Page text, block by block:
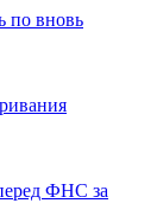
по вновь
ФНС за